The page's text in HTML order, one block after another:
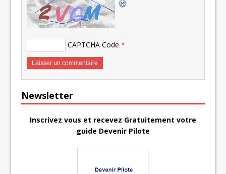
CAPTCHA Code *
Newsletter
Inscrivez vous et recevez Gratuitement votre
guide Devenir Pilote